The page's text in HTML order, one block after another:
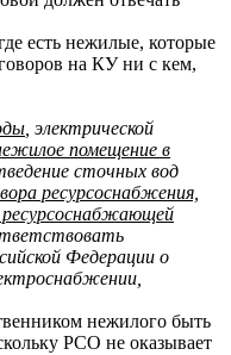
есть нежилые, которые
на КУ ни с кем,
, электрической
помещение в
сточных вод
ресурсоснабжения,
ресурсоснабжающей
Федерации о
нежилого быть
РСО не оказывает